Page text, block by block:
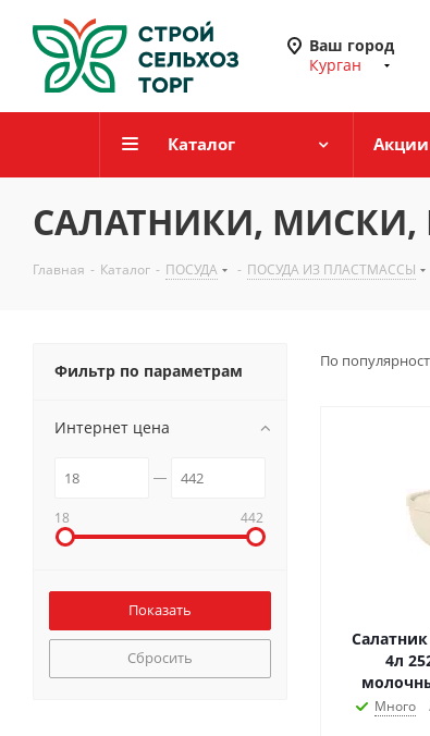
Ваш город
Курган
Каталог Акции
САЛАТНИКИ,
Главная - Каталог - ПОСУДА - ПОСУДА ИЗ ПЛАСТМАССЫ
По
Салатник
4л
Много
Фильтр по параметрам
Интернет цена
18 442
Сбросить